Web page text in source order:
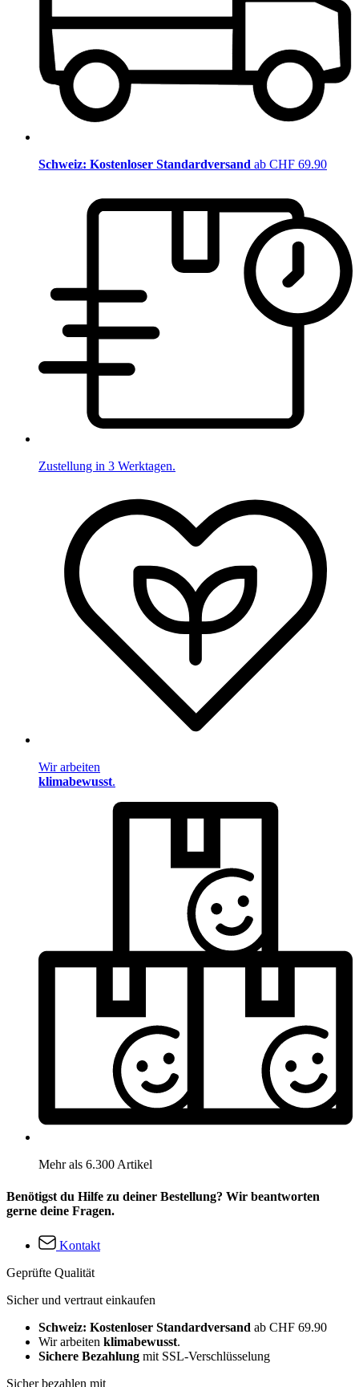
Schweiz: Kostenloser Standardversand ab CHF 69.90
Zustellung in 3 Werktagen.
Wir arbeiten
klimabewusst.
Mehr als 6.300 Artikel
Benötigst du Hilfe zu deiner Bestellung? Wir beantworten
gerne deine Fragen.
Kontakt
Geprüfte Qualität
Sicher und vertraut einkaufen
Schweiz: Kostenloser Standardversand ab CHF 69.90
Wir arbeiten klimabewusst.
Sichere Bezahlung mit SSL-Verschlüsselung
Sicher bezahlen mit